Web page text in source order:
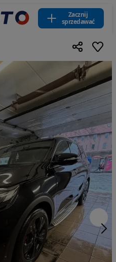
Zacznij
sprzedawać